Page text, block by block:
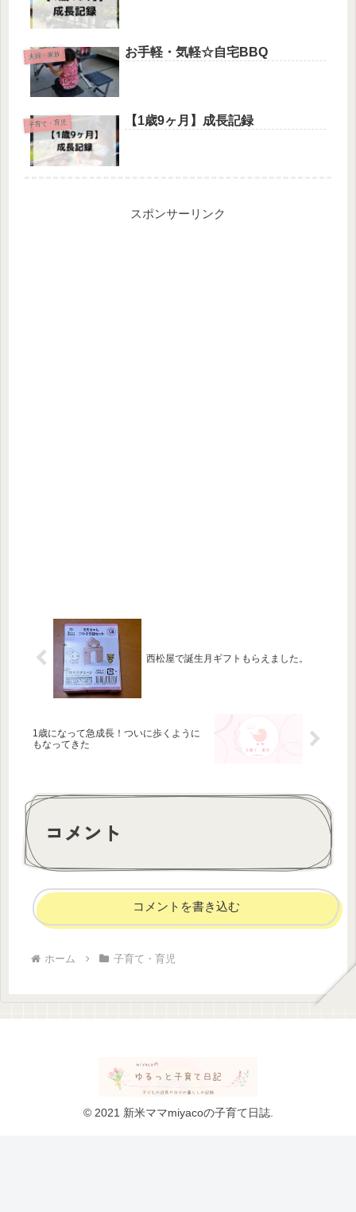
夫婦・家族 お手軽・気軽☆自宅BBQ
子育て・育児 【1歳9ヶ月】成長記録
スポンサーリンク
西松屋で誕生月ギフトもらえました。
1歳になって急成長！ついに歩くように
もなってきた
コメント
コメントを書き込む
ホーム 子育て・育児
© 2021 新米ママmiyacoの子育て日誌.